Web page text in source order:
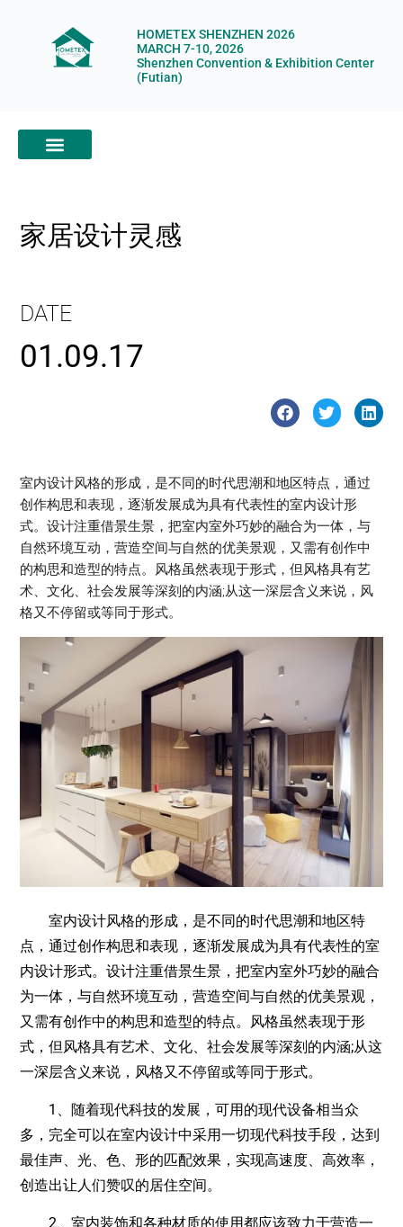
HOMETEX SHENZHEN 2026
MARCH 7-10, 2026
Shenzhen Convention & Exhibition Center
(Futian)
家居设计灵感
DATE
01.09.17
室内设计风格的形成，是不同的时代思潮和地区特点，通过
创作构思和表现，逐渐发展成为具有代表性的室内设计形
式。设计注重借景生景，把室内室外巧妙的融合为一体，与
自然环境互动，营造空间与自然的优美景观，又需有创作中
的构思和造型的特点。风格虽然表现于形式，但风格具有艺
术、文化、社会发展等深刻的内涵;从这一深层含义来说，风
格又不停留或等同于形式。
室内设计风格的形成，是不同的时代思潮和地区特
点，通过创作构思和表现，逐渐发展成为具有代表性的室
内设计形式。设计注重借景生景，把室内室外巧妙的融合
为一体，与自然环境互动，营造空间与自然的优美景观，
又需有创作中的构思和造型的特点。风格虽然表现于形
式，但风格具有艺术、文化、社会发展等深刻的内涵;从这
一深层含义来说，风格又不停留或等同于形式。
1、随着现代科技的发展，可用的现代设备相当众
多，完全可以在室内设计中采用一切现代科技手段，达到
最佳声、光、色、形的匹配效果，实现高速度、高效率，
创造出让人们赞叹的居住空间。
2、室内装饰和各种材质的使用都应该致力于营造一